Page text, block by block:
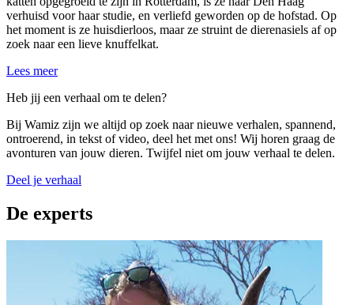
verhuisd voor haar studie, en verliefd geworden op de hofstad. Op
het moment is ze huisdierloos, maar ze struint de dierenasiels af op
zoek naar een lieve knuffelkat.
Lees meer
Heb jij een verhaal om te delen?
Bij Wamiz zijn we altijd op zoek naar nieuwe verhalen, spannend,
ontroerend, in tekst of video, deel het met ons! Wij horen graag de
avonturen van jouw dieren. Twijfel niet om jouw verhaal te delen.
Deel je verhaal
De experts